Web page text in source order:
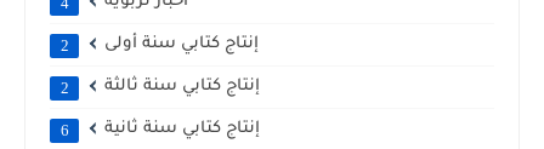
إنتاج كتابي سنة أولى 2
إنتاج كتابي سنة ثالثة 2
إنتاج كتابي سنة ثانية 6